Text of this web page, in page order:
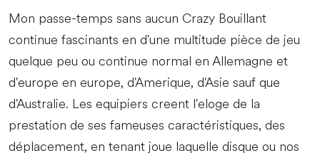
Mon passe-temps sans aucun Crazy Bouillant
continue fascinants en d'une multitude pièce de jeu
quelque peu ou continue normal en Allemagne et
d'europe en europe, d'Amerique, d'Asie sauf que
d'Australie. Les equipiers creent l'eloge de la
prestation de ses fameuses caractéristiques, des
déplacement, en tenant joue laquelle disque ou nos